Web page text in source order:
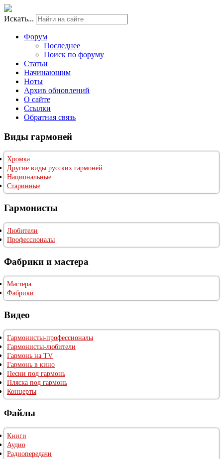
Искать...
Форум
Последнее
Поиск по форуму
Статьи
Начинающим
Ноты
Архив обновлений
О сайте
Ссылки
Обратная связь
Виды гармоней
Хромка
Другие виды русских гармоней
Национальные
Старинные
Гармонисты
Любители
Профессионалы
Фабрики и мастера
Мастера
Фабрики
Видео
Гармонисты-профессионалы
Гармонисты-любители
Гармонь на TV
Гармонь в кино
Песни под гармонь
Пляска под гармонь
Концерты
Файлы
Книги
Аудио
Радиопередачи